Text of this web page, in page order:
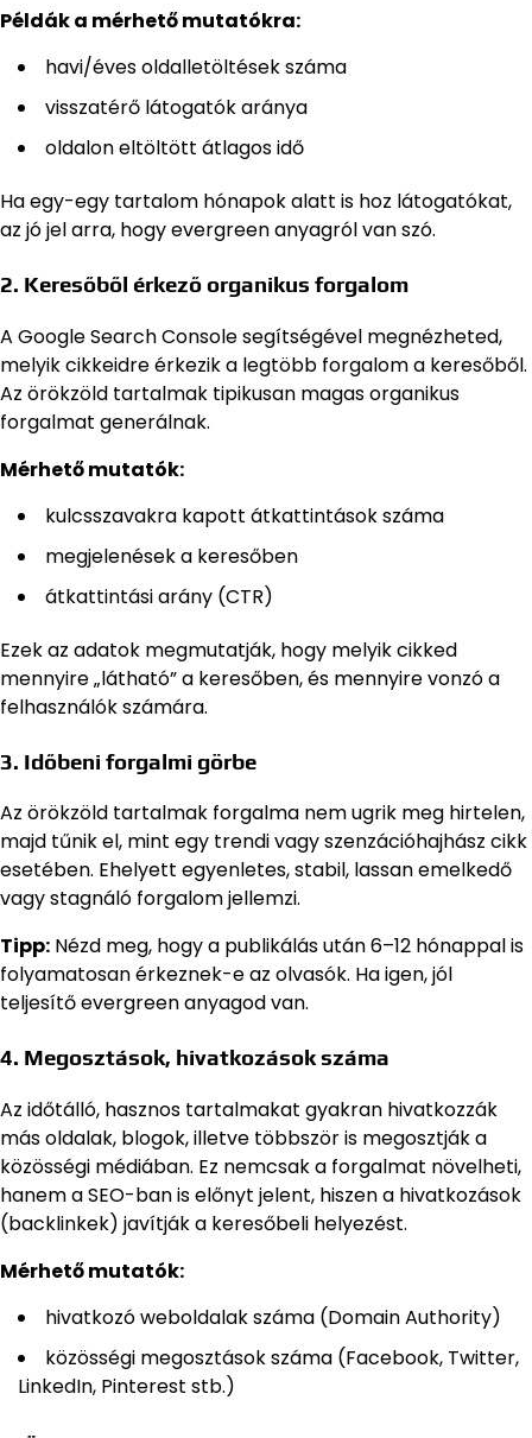
Példák a mérhető mutatókra:
havi/éves oldalletöltések száma
visszatérő látogatók aránya
oldalon eltöltött átlagos idő
Ha egy-egy tartalom hónapok alatt is hoz látogatókat,
az jó jel arra, hogy evergreen anyagról van szó.
2. Keresőből érkező organikus forgalom
A Google Search Console segítségével megnézheted,
melyik cikkeidre érkezik a legtöbb forgalom a keresőből.
Az örökzöld tartalmak tipikusan magas organikus
forgalmat generálnak.
Mérhető mutatók:
kulcsszavakra kapott átkattintások száma
megjelenések a keresőben
átkattintási arány (CTR)
Ezek az adatok megmutatják, hogy melyik cikked
mennyire „látható” a keresőben, és mennyire vonzó a
felhasználók számára.
3. Időbeni forgalmi görbe
Az örökzöld tartalmak forgalma nem ugrik meg hirtelen,
majd tűnik el, mint egy trendi vagy szenzációhajhász cikk
esetében. Ehelyett egyenletes, stabil, lassan emelkedő
vagy stagnáló forgalom jellemzi.
Tipp: Nézd meg, hogy a publikálás után 6–12 hónappal is
folyamatosan érkeznek-e az olvasók. Ha igen, jól
teljesítő evergreen anyagod van.
4. Megosztások, hivatkozások száma
Az időtálló, hasznos tartalmakat gyakran hivatkozzák
más oldalak, blogok, illetve többször is megosztják a
közösségi médiában. Ez nemcsak a forgalmat növelheti,
hanem a SEO-ban is előnyt jelent, hiszen a hivatkozások
(backlinkek) javítják a keresőbeli helyezést.
Mérhető mutatók:
hivatkozó weboldalak száma (Domain Authority)
közösségi megosztások száma (Facebook, Twitter,
LinkedIn, Pinterest stb.)